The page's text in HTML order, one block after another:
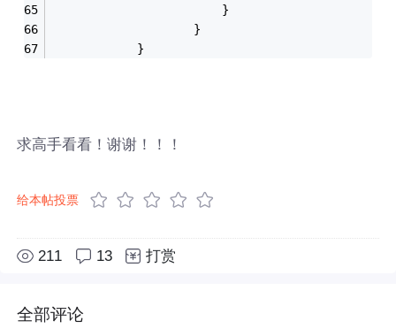
						}
					}
            }
求高手看看！谢谢！！！
给本帖投票
211 13 打赏
全部评论